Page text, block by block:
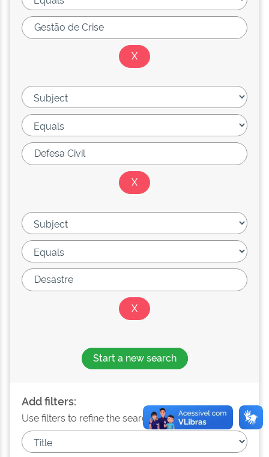
Start a new search
Add filters:
Use filters to refine the search results.